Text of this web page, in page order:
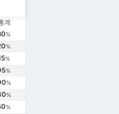
계
%
%
%
%
%
%
%